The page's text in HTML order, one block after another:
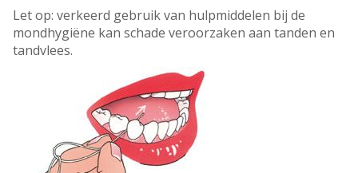
Let op: verkeerd gebruik van hulpmiddelen bij de
mondhygiëne kan schade veroorzaken aan tanden en
tandvlees.